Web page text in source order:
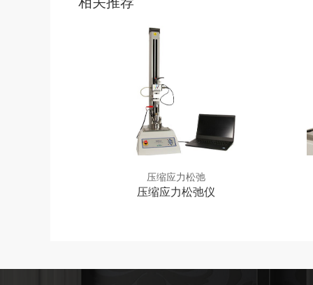
压缩应力松弛
压缩应力松弛仪